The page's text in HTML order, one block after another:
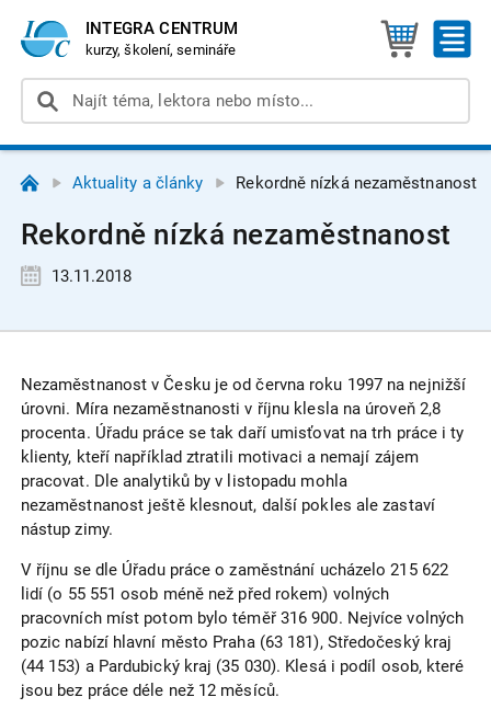
INTEGRA CENTRUM
kurzy, školení, semináře
Aktuality a články Rekordně nízká nezaměstnanost
Rekordně nízká nezaměstnanost
13.11.2018
Nezaměstnanost v Česku je od června roku 1997 na nejnižší
úrovni. Míra nezaměstnanosti v říjnu klesla na úroveň 2,8
procenta. Úřadu práce se tak daří umisťovat na trh práce i ty
klienty, kteří například ztratili motivaci a nemají zájem
pracovat. Dle analytiků by v listopadu mohla
nezaměstnanost ještě klesnout, další pokles ale zastaví
nástup zimy.
V říjnu se dle Úřadu práce o zaměstnání ucházelo 215 622
lidí (o 55 551 osob méně než před rokem) volných
pracovních míst potom bylo téměř 316 900. Nejvíce volných
pozic nabízí hlavní město Praha (63 181), Středočeský kraj
(44 153) a Pardubický kraj (35 030). Klesá i podíl osob, které
jsou bez práce déle než 12 měsíců.